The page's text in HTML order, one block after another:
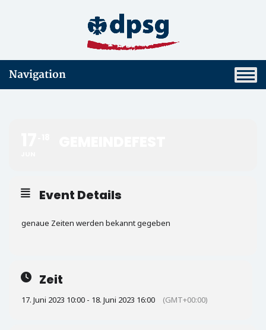
Navigation
Event Details
genaue Zeiten werden bekannt gegeben
Zeit
17. Juni 2023 10:00 - 18. Juni 2023 16:00 (GMT+00:00)